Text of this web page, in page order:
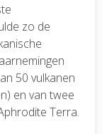
zo de
50 vulkanen
en van twee
Terra.